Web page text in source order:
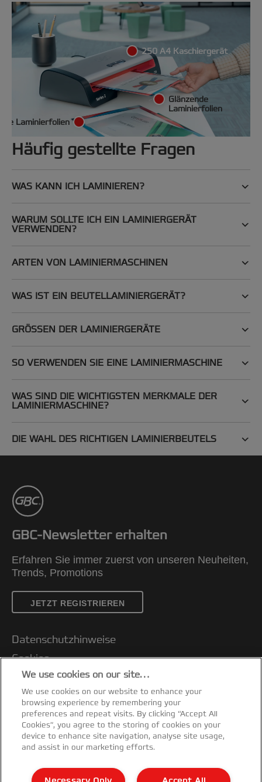
Glänzende
Laminierfolien
Laminierfolien
250 A4 Kaschiergerät
Häufig gestellte Fragen
WAS KANN ICH LAMINIEREN?
WARUM SOLLTE ICH EIN LAMINIERGERÄT
VERWENDEN?
ARTEN VON LAMINIERMASCHINEN
WAS IST EIN BEUTELLAMINIERGERÄT?
GRÖSSEN DER LAMINIERGERÄTE
SO VERWENDEN SIE EINE LAMINIERMASCHINE
WAS SIND DIE WICHTIGSTEN MERKMALE DER
LAMINIERMASCHINE?
DIE WAHL DES RICHTIGEN LAMINIERBEUTELS
GBC-Newsletter erhalten
Erfahren Sie immer zuerst von unseren Neuheiten,
Trends, Promotions
JETZT REGISTRIEREN
Datenschutzhinweise
Cookies
Legal Notice
Impressum
Kundenservice
Meine Daten verwalten
Garantiebedingungen
Konformitätserklärungen
We use cookies on our site…
We use cookies on our website to enhance your
browsing experience by remembering your
preferences and repeat visits. By clicking “Accept All
Cookies”, you agree to the storing of cookies on your
device to enhance site navigation, analyse site usage,
and assist in our marketing efforts.